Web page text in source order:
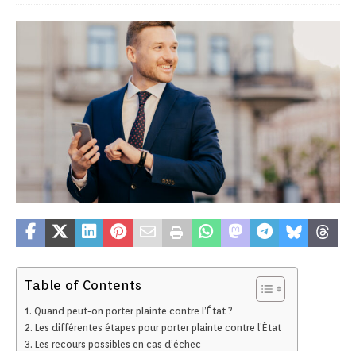
Table of Contents
Quand peut-on porter plainte contre l’État ?
Les différentes étapes pour porter plainte contre l’État
Les recours possibles en cas d’échec